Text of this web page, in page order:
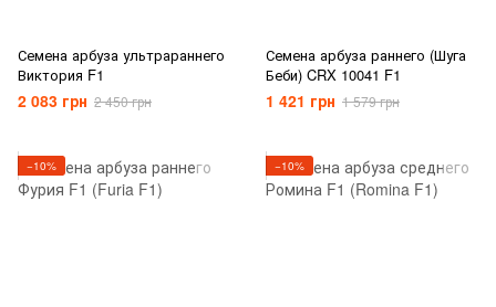
Семена арбуза ультрараннего
Виктория F1
2 083 грн 2 450 грн
Семена арбуза раннего (Шуга
Беби) CRX 10041 F1
1 421 грн 1 579 грн
−10% −10%